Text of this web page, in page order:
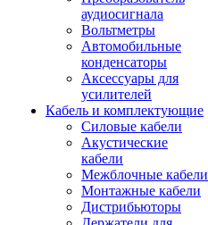
аудиосигнала
Вольтметры
Автомобильные
конденсаторы
Аксессуары для
усилителей
Кабель и комплектующие
Силовые кабели
Акустические
кабели
Межблочные кабели
Монтажные кабели
Дистрибьюторы